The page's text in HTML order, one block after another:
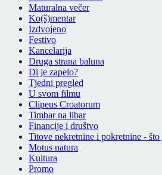
Maturalna večer
Ko(š)mentar
Izdvojeno
Festivo
Kancelarija
Druga strana baluna
Di je zapelo?
Tjedni pregled
U svom filmu
Clipeus Croatorum
Timbar na libar
Financije i društvo
Titove nekretnine i pokretnine - što
Motus natura
Kultura
Promo